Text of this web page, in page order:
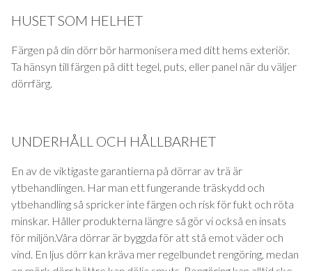
HUSET SOM HELHET
Färgen på din dörr bör harmonisera med ditt hems exteriör.
Ta hänsyn till färgen på ditt tegel, puts, eller panel när du väljer
dörrfärg.
UNDERHÅLL OCH HÅLLBARHET
En av de viktigaste garantierna på dörrar av trä är
ytbehandlingen. Har man ett fungerande träskydd och
ytbehandling så spricker inte färgen och risk för fukt och röta
minskar. Håller produkterna längre så gör vi också en insats
för miljön.Våra dörrar är byggda för att stå emot väder och
vind. En ljus dörr kan kräva mer regelbundet rengöring, medan